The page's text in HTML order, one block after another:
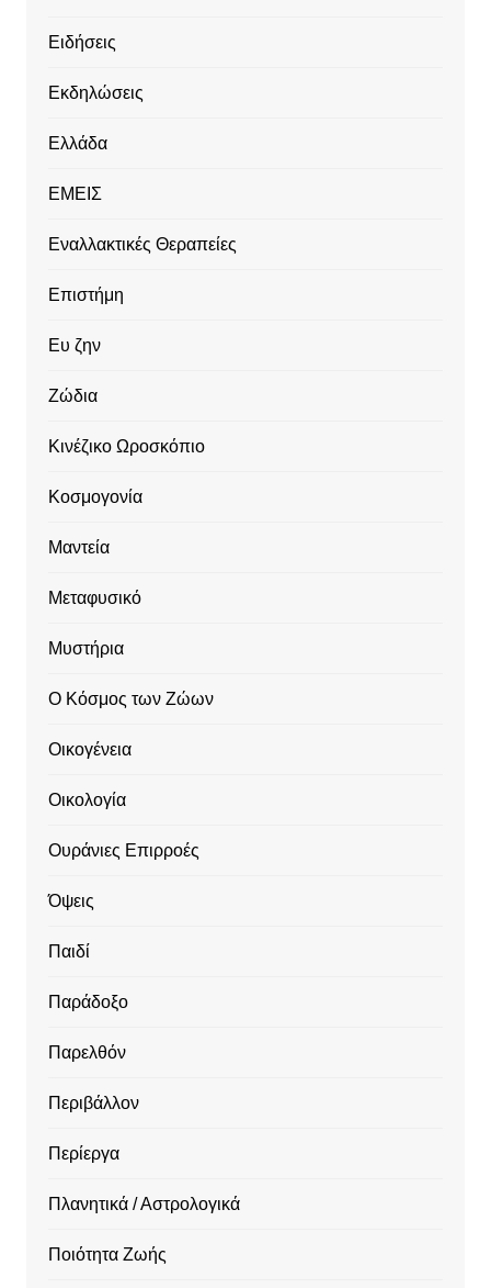
Ειδήσεις
Εκδηλώσεις
Ελλάδα
ΕΜΕΙΣ
Εναλλακτικές Θεραπείες
Επιστήμη
Ευ ζην
Ζώδια
Κινέζικο Ωροσκόπιο
Κοσμογονία
Μαντεία
Μεταφυσικό
Μυστήρια
Ο Κόσμος των Ζώων
Οικογένεια
Οικολογία
Ουράνιες Επιρροές
Όψεις
Παιδί
Παράδοξο
Παρελθόν
Περιβάλλον
Περίεργα
Πλανητικά / Αστρολογικά
Ποιότητα Ζωής